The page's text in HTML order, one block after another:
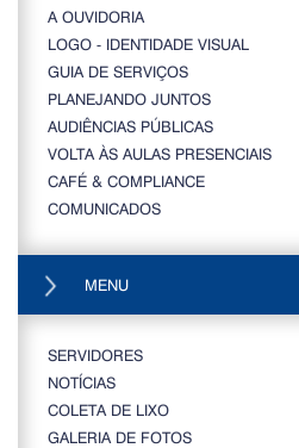
A OUVIDORIA
LOGO - IDENTIDADE VISUAL
GUIA DE SERVIÇOS
PLANEJANDO JUNTOS
AUDIÊNCIAS PÚBLICAS
VOLTA ÀS AULAS PRESENCIAIS
CAFÉ & COMPLIANCE
COMUNICADOS
MENU
SERVIDORES
NOTÍCIAS
COLETA DE LIXO
GALERIA DE FOTOS